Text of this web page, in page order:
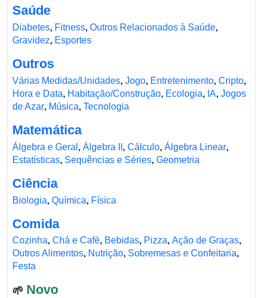
Saúde
Diabetes, Fitness, Outros Relacionados à Saúde,
Gravidez, Esportes
Outros
Várias Medidas/Unidades, Jogo, Entretenimento, Cripto,
Hora e Data, Habitação/Construção, Ecologia, IA, Jogos
de Azar, Música, Tecnologia
Matemática
Álgebra e Geral , Álgebra II , Cálculo, Álgebra Linear,
Estatísticas, Sequências e Séries, Geometria
Ciência
Biologia, Química, Física
Comida
Cozinha, Chá e Café, Bebidas, Pizza, Ação de Graças,
Outros Alimentos, Nutrição, Sobremesas e Confeitaria,
Festa
🌱 Novo